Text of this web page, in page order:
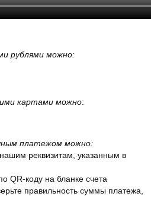
рублями можно:
картами можно:
платежом можно:
реквизитам, указанным в
QR-коду на бланке счета
правильность суммы платежа,